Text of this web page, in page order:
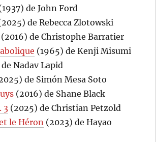
de John Ford
de Rebecca Zlotowski
(2016) de Christophe Barratier
(1965) de Kenji Misumi
Nadav Lapid
de Simón Mesa Soto
(2016) de Shane Black
3 (2025) de Christian Petzold
le Héron (2023) de Hayao